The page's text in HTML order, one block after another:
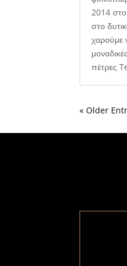
2014 στο
στο
χαρούμε
πέτρες
« Older